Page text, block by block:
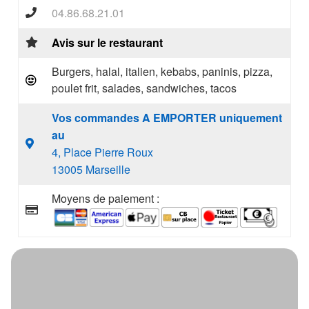
04.86.68.21.01
Avis sur le restaurant
Burgers, halal, italien, kebabs, paninis, pizza,
poulet frit, salades, sandwiches, tacos
Vos commandes A EMPORTER uniquement
au
4, Place Pierre Roux
13005 Marseille
Moyens de paiement :